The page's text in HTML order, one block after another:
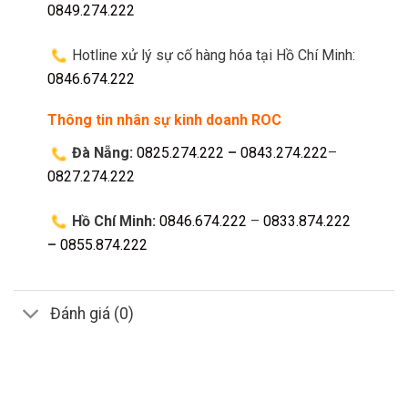
0849.274.222
Hotline xử lý sự cố hàng hóa tại Hồ Chí Minh:
0846.674.222
Thông tin nhân sự kinh doanh ROC
Đà Nẵng: 0825.274.222 – 0843.274.222–
0827.274.222
Hồ Chí Minh: 0846.674.222 – 0833.874.222
– 0855.874.222
Đánh giá (0)